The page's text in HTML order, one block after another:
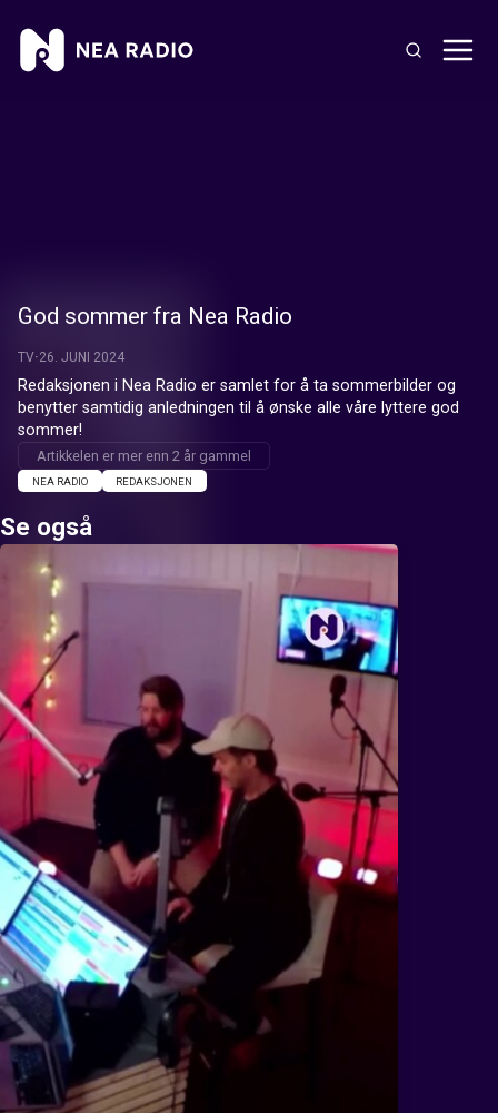
God sommer fra Nea Radio
TV 26. JUNI 2024
Redaksjonen i Nea Radio er samlet for å ta sommerbilder og
benytter samtidig anledningen til å ønske alle våre lyttere god
sommer!
Artikkelen er mer enn 2 år gammel
NEA RADIO REDAKSJONEN
Se også